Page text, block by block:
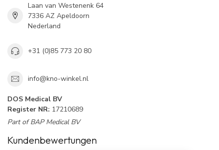
Laan van Westenenk 64
7336 AZ Apeldoorn
Nederland
+31 (0)85 773 20 80
info@kno-winkel.nl
DOS Medical BV
Register NR: 17210689
Part of BAP Medical BV
Kundenbewertungen